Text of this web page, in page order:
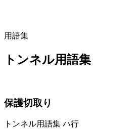
用語集
トンネル用語集
保護切取り
トンネル用語集 ハ行